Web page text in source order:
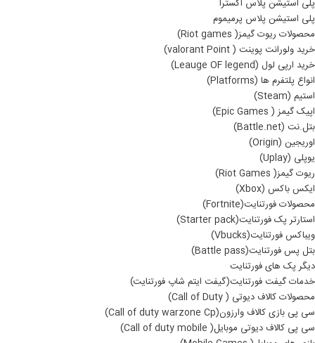
پلی استیشن پلاس اکسترا
پلی استیشن پلاس پرمیموم
محصولات ریوت گیمز( Riot games)
خرید ولورانت پوینت ( valorant Point)
خرید ارپی لول (Leauge OF legend)
انواع پلتفرم ها (Platforms)
استیم (Steam)
اپیک گیمز ( Epic Games)
بتل.نت (Battle.net)
اوریجین (Origin)
یوپلی (Uplay)
ریوت گیمز( Riot Games)
ایکس باکس (Xbox)
محصولات فورتنایت(Fortnite)
استارتر پک فورتنایت(Starter pack)
ویباکس فورتنایت(Vbucks)
بتل پس فورتنایت(Battle pass)
دیگر پک های فورتنایت
خدمات گیفت فورتنایت(گیفت ایتم شاپ فورتنایت)
محصولات کالاف دیوتی ( Call of Duty)
سی پی بازی کالاف وارزون(Call of duty warzone Cp)
سی پی کالاف دیوتی موبایل( Call of duty mobile)